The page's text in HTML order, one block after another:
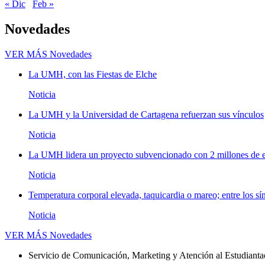
« Dic
Feb »
Novedades
VER MÁS Novedades
La UMH, con las Fiestas de Elche
Noticia
La UMH y la Universidad de Cartagena refuerzan sus vínculos
Noticia
La UMH lidera un proyecto subvencionado con 2 millones de
Noticia
Temperatura corporal elevada, taquicardia o mareo; entre los
Noticia
VER MÁS Novedades
Servicio de Comunicación, Marketing y Atención al